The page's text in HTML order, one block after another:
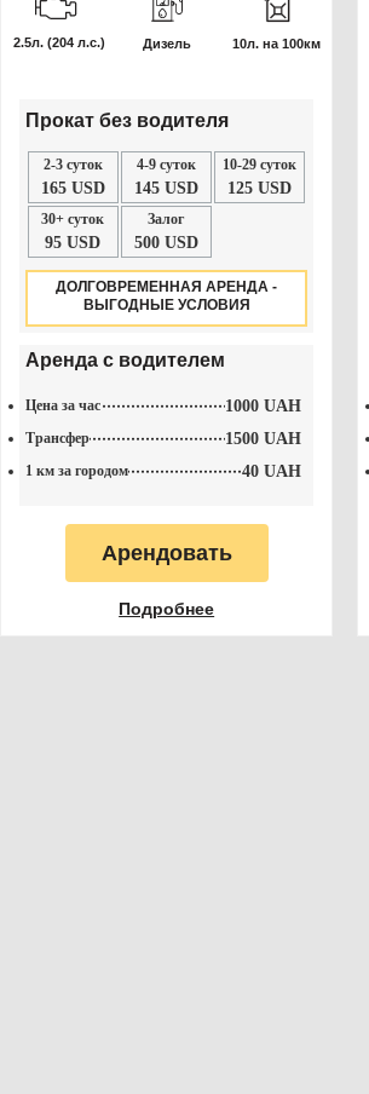
2.5л. (204 л.с.) Дизель 10л. на 100км
Прокат без водителя
2-3 суток
165 USD
4-9 суток
145 USD
10-29 суток
125 USD
30+ суток
95 USD
Залог
500 USD
ДОЛГОВРЕМЕННАЯ АРЕНДА -
ВЫГОДНЫЕ УСЛОВИЯ
Аренда с водителем
Цена за час 1000 UAH
Трансфер 1500 UAH
1 км за городом 40 UAH
Арендовать
Подробнее